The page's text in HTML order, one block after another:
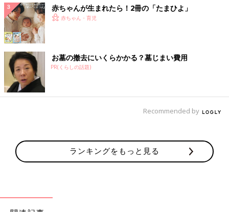
赤ちゃんが生まれたら！2冊の「たまひよ」
赤ちゃん・育児
お墓の撤去にいくらかかる？墓じまい費用
PR(くらしの話題)
Recommended by
ランキングをもっと見る